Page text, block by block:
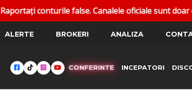
conturile false. Canalele oficiale sunt doar
ALERTE BROKERI ANALIZA
CONFERINTE INCEPATORI